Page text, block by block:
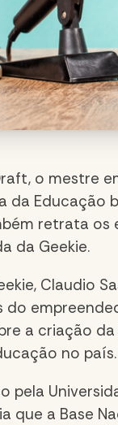
o mestre
da
retrata
da Geekie.
Claudio
a criação
no país.
pela
que a Base